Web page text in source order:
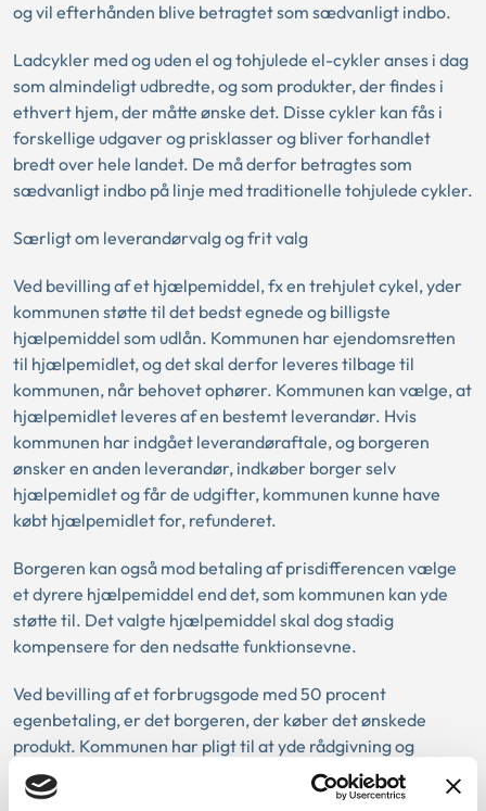
og vil efterhånden blive betragtet som sædvanligt indbo.
Ladcykler med og uden el og tohjulede el-cykler anses i dag
som almindeligt udbredte, og som produkter, der findes i
ethvert hjem, der måtte ønske det. Disse cykler kan fås i
forskellige udgaver og prisklasser og bliver forhandlet
bredt over hele landet. De må derfor betragtes som
sædvanligt indbo på linje med traditionelle tohjulede cykler.
Særligt om leverandørvalg og frit valg
Ved bevilling af et hjælpemiddel, fx en trehjulet cykel, yder
kommunen støtte til det bedst egnede og billigste
hjælpemiddel som udlån. Kommunen har ejendomsretten
til hjælpemidlet, og det skal derfor leveres tilbage til
kommunen, når behovet ophører. Kommunen kan vælge, at
hjælpemidlet leveres af en bestemt leverandør. Hvis
kommunen har indgået leverandøraftale, og borgeren
ønsker en anden leverandør, indkøber borger selv
hjælpemidlet og får de udgifter, kommunen kunne have
købt hjælpemidlet for, refunderet.
Borgeren kan også mod betaling af prisdifferencen vælge
et dyrere hjælpemiddel end det, som kommunen kan yde
støtte til. Det valgte hjælpemiddel skal dog stadig
kompensere for den nedsatte funktionsevne.
Ved bevilling af et forbrugsgode med 50 procent
egenbetaling, er det borgeren, der køber det ønskede
produkt. Kommunen har pligt til at yde rådgivning og
vejlede om egnede produkter. Borgeren kan efter eget valg
købe det produkt, borgeren ønsker. Borgeren kan også